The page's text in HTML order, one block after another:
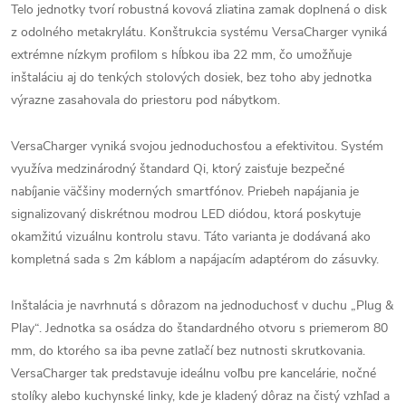
Telo jednotky tvorí robustná kovová zliatina zamak doplnená o disk
z odolného metakrylátu. Konštrukcia systému VersaCharger vyniká
extrémne nízkym profilom s hĺbkou iba 22 mm, čo umožňuje
inštaláciu aj do tenkých stolových dosiek, bez toho aby jednotka
výrazne zasahovala do priestoru pod nábytkom.
VersaCharger vyniká svojou jednoduchosťou a efektivitou. Systém
využíva medzinárodný štandard Qi, ktorý zaisťuje bezpečné
nabíjanie väčšiny moderných smartfónov. Priebeh napájania je
signalizovaný diskrétnou modrou LED diódou, ktorá poskytuje
okamžitú vizuálnu kontrolu stavu. Táto varianta je dodávaná ako
kompletná sada s 2m káblom a napájacím adaptérom do zásuvky.
Inštalácia je navrhnutá s dôrazom na jednoduchosť v duchu „Plug &
Play“. Jednotka sa osádza do štandardného otvoru s priemerom 80
mm, do ktorého sa iba pevne zatlačí bez nutnosti skrutkovania.
VersaCharger tak predstavuje ideálnu voľbu pre kancelárie, nočné
stolíky alebo kuchynské linky, kde je kladený dôraz na čistý vzhľad a